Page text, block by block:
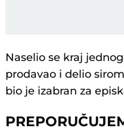
Naselio se kraj
prodavao i delio
bio je izabran za